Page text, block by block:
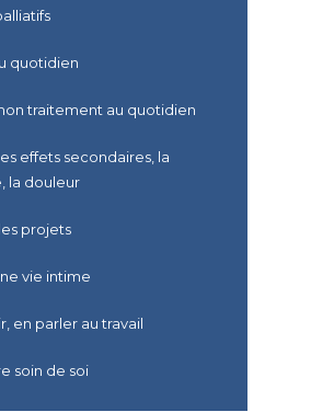
quotidien
traitement au quotidien
effets secondaires, la
la douleur
projets
vie intime
en parler au travail
soin de soi